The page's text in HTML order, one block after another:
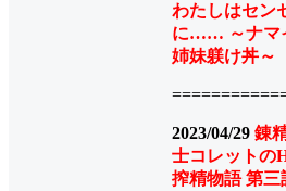
わたしはセン
に…… ～ナマ
姉妹躾け丼～
2023/04/29 錬
士コレットの
搾精物語 第三